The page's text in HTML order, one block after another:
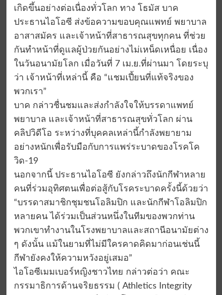
เกิดขึ้นอย่างต่อเนื่องทั่วโลก ทาง โธมัส บาค
ประธานไอโอซี ส่งข้อความขอบคุณแพทย์ พยาบาล
อาสาสมัคร และเจ้าหน้าที่สาธารณสุขทุกคน ที่ช่วย
กันทำหน้าที่ดูแลผู้ป่วยกันอย่างไม่เหน็ดเหนื่อย เนื่อง
ในวันอนามัยโลก เมื่อวันที่ 7 เม.ย.ที่ผ่านมา โดยระบุ
ว่า เจ้าหน้าที่เหล่านี้ คือ “แชมเปี้ยนที่แท้จริงของ
พวกเรา”
บาค กล่าวชื่นชมและส่งกำลังใจให้บรรดาแพทย์
พยาบาล และเจ้าหน้าที่สาธารณสุขทั่วโลก ผ่าน
คลิปวิดีโอ ระหว่างที่บุคคลเหล่านี้กำลังพยายาม
อย่างหนักเพื่อรับมือกับการแพร่ระบาดของโรคโค
วิด-19
นอกจากนี้ ประธานไอโอซี ยังกล่าวถึงนักกีฬาหลาย
คนที่ร่วมอุทิศตนเพื่อต่อสู้กับโรคระบาดครั้งนี้ด้วยว่า
“บรรดาสมาชิกชุมชนโอลิมปิก และนักกีฬาโอลิมปิก
หลายคน ได้ร่วมเป็นส่วนหนึ่งในทีมของพวกท่าน
พวกเขาทำงานในโรงพยาบาลและสถานีอนามัยต่าง
ๆ ดังนั้น แม้ในยามที่ไม่มีใครคาดคิดมาก่อนเช่นนี้
กีฬายังคงให้ความหวังอยู่เสมอ”
ไอโอซีเมมเบอร์หญิงชาวไทย กล่าวต่อว่า คณะ
กรรมาธิการด้านจริยธรรม ( Athletics Integrity